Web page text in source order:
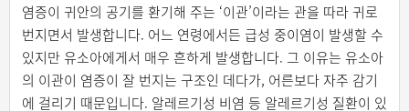
염증이 귀안의 공기를 환기해 주는 ‘이관’이라는 관을 따라 귀로
번지면서 발생합니다. 어느 연령에서든 급성 중이염이 발생할 수
있지만 유소아에게서 매우 흔하게 발생합니다. 그 이유는 유소아
의 이관이 염증이 잘 번지는 구조인 데다가, 어른보다 자주 감기
에 걸리기 때문입니다. 알레르기성 비염 등 알레르기성 질환이 있